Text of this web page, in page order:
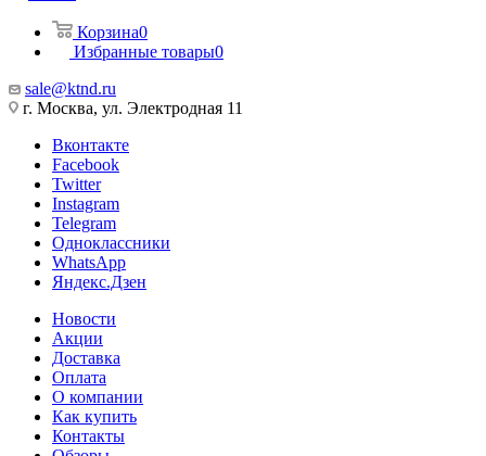
Корзина0
Избранные товары0
sale@ktnd.ru
г. Москва, ул. Электродная 11
Вконтакте
Facebook
Twitter
Instagram
Telegram
Одноклассники
WhatsApp
Яндекс.Дзен
Новости
Акции
Доставка
Оплата
О компании
Как купить
Контакты